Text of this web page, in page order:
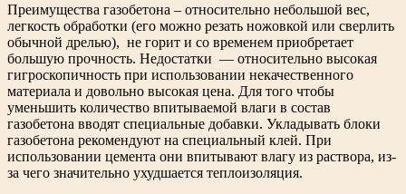
Преимущества газобетона – относительно небольшой вес,
легкость обработки (его можно резать ножовкой или сверлить
обычной дрелью), не горит и со временем приобретает
большую прочность. Недостатки — относительно высокая
гигроскопичность при использовании некачественного
материала и довольно высокая цена. Для того чтобы
уменьшить количество впитываемой влаги в состав
газобетона вводят специальные добавки. Укладывать блоки
газобетона рекомендуют на специальный клей. При
использовании цемента они впитывают влагу из раствора, из-
за чего значительно ухудшается теплоизоляция.